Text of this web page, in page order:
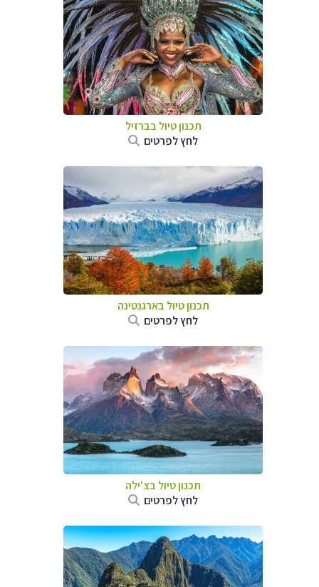
תכנון טיול בברזיל
לחץ לפרטים
תכנון טיול בארגנטינה
לחץ לפרטים
תכנון טיול בצ'ילה
לחץ לפרטים